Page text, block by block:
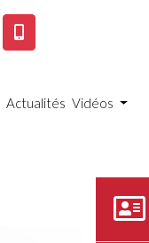
Actualités Vidéos